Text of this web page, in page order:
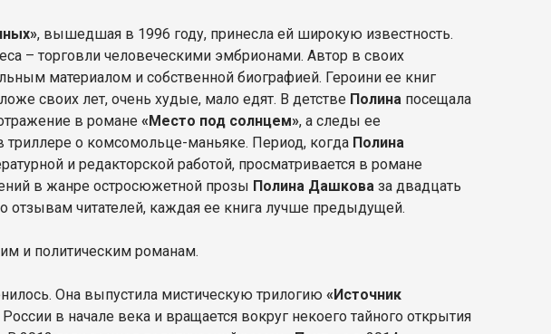
, вышедшая в 1996 году, принесла ей широкую известность.
– торговли человеческими эмбрионами. Автор в своих
материалом и собственной биографией. Героини ее книг
своих лет, очень худые, мало едят. В детстве Полина посещала
в романе«Место под солнцем», а следы ее
о комсомольце-маньяке. Период, когда Полина
и редакторской работой, просматривается в романе
в жанре остросюжетной прозы Полина Дашкова за двадцать
отзывам читателей, каждая ее книга лучше предыдущей.
и политическим романам.
Она выпустила мистическую трилогию«Источник
в начале века и вращается вокруг некоего тайного открытия